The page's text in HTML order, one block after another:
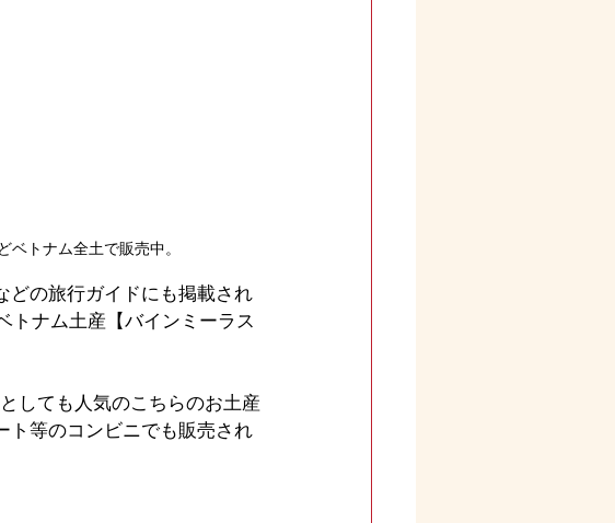
トナム全土で販売中。
どの旅行ガイドにも掲載され
トナム土産【バインミーラス
しても人気のこちらのお土産
ト等のコンビニでも販売され